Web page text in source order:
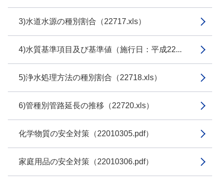
3)水道水源の種別割合（22717.xls）
4)水質基準項目及び基準値（施行日：平成22...
5)浄水処理方法の種別割合（22718.xls）
6)管種別管路延長の推移（22720.xls）
化学物質の安全対策（22010305.pdf）
家庭用品の安全対策（22010306.pdf）